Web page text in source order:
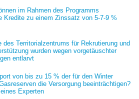
im Rahmen des Programms
Kredite zu einem Zinssatz von 5-7-9 %
des Territorialzentrums für Rekrutierung und
wurden wegen vorgetäuschter
entlarvt
von bis zu 15 % der für den Winter
die Versorgung beeinträchtigen?
Experten